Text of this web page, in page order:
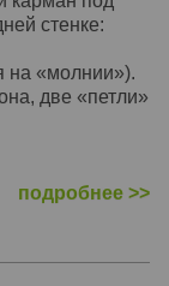
стенке:
на «молнии»).
две «петли»
подробнее >>